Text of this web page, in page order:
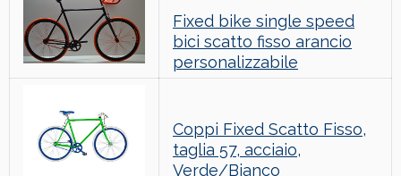
Fixed bike single speed
bici scatto fisso arancio
personalizzabile
Coppi Fixed Scatto Fisso,
taglia 57, acciaio,
Verde/Bianco